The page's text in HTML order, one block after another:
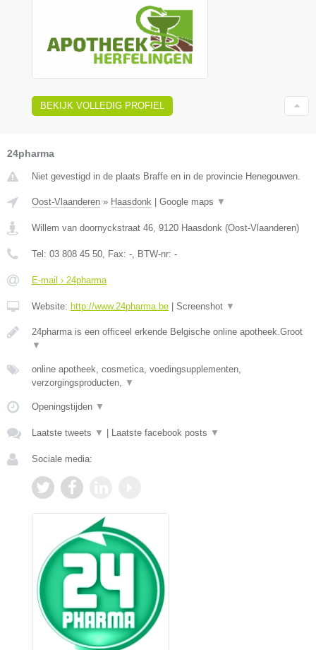
BEKIJK VOLLEDIG PROFIEL
24pharma
Niet gevestigd in de plaats Braffe en in de provincie Henegouwen.
Oost-Vlaanderen » Haasdonk Google maps ▼
Willem van doornyckstraat 46, 9120 Haasdonk (Oost-Vlaanderen)
Tel: 03 808 45 50, Fax: -, BTW-nr: -
E-mail › 24pharma
Website: http://www.24pharma.be Screenshot ▼
24pharma is een officeel erkende Belgische online apotheek.Groot
▼
online apotheek, cosmetica, voedingsupplementen,
verzorgingsproducten, ▼
Openingstijden ▼
Laatste tweets ▼ Laatste facebook posts ▼
Sociale media: